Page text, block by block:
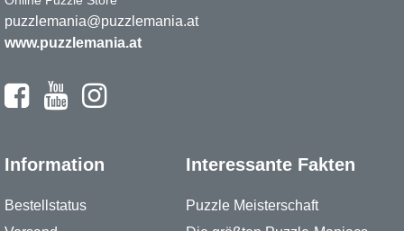
puzzlemania@puzzlemania.at
www.puzzlemania.at
Information
Bestellstatus
Interessante Fakten
Puzzle Meisterschaft